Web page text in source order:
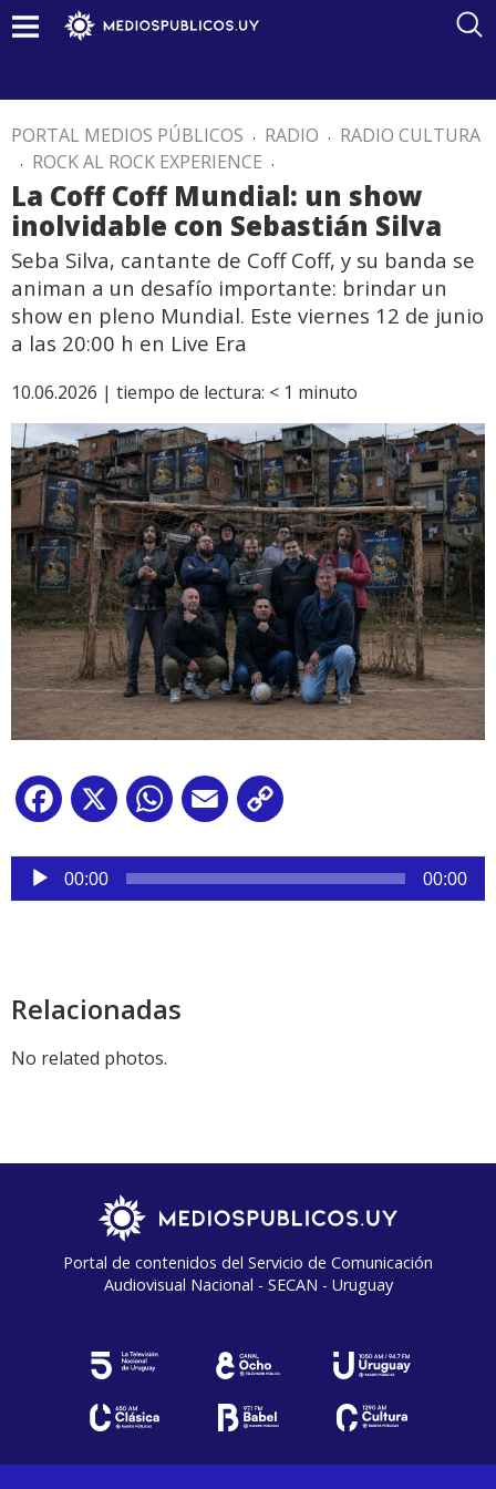
PORTAL MEDIOS PÚBLICOS . RADIO . RADIO CULTURA
. ROCK AL ROCK EXPERIENCE .
La Coff Coff Mundial: un show
inolvidable con Sebastián Silva
Seba Silva, cantante de Coff Coff, y su banda se
animan a un desafío importante: brindar un
show en pleno Mundial. Este viernes 12 de junio
a las 20:00 h en Live Era
10.06.2026 | tiempo de lectura: < 1 minuto
Facebook
X WhatsApp
Email
Reproductor
audio
00:00 00:00
Relacionadas
No related photos.
Portal de contenidos del Servicio de Comunicación
Audiovisual Nacional - SECAN - Uruguay